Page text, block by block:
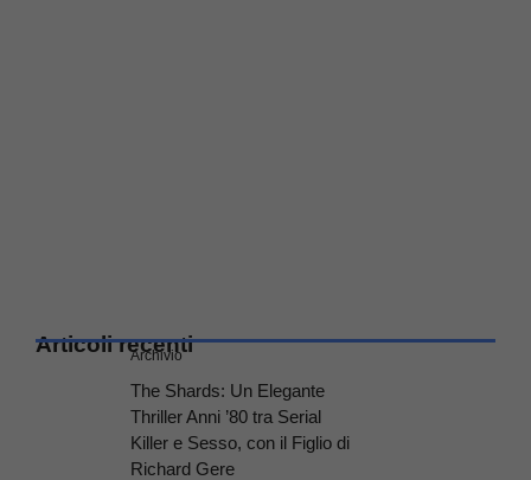
Articoli recenti
Archivio
The Shards: Un Elegante
Thriller Anni ’80 tra Serial
Killer e Sesso, con il Figlio di
Richard Gere